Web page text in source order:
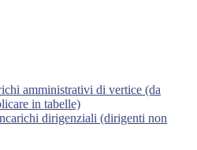
amministrativi di vertice (da
in tabelle)
dirigenziali (dirigenti non